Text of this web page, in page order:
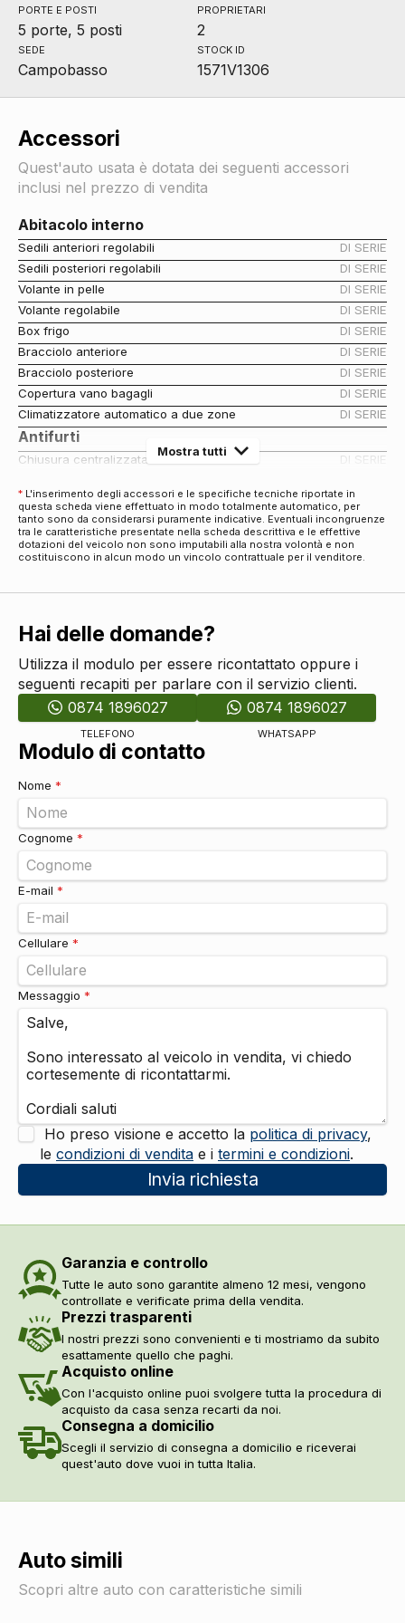
PORTE E POSTI
5 porte, 5 posti
PROPRIETARI
2
SEDE
Campobasso
STOCK ID
1571V1306
Accessori
Quest'auto usata è dotata dei seguenti accessori
inclusi nel prezzo di vendita
Abitacolo interno
Sedili anteriori regolabili
DI SERIE
Sedili posteriori regolabili
DI SERIE
Volante in pelle
DI SERIE
Volante regolabile
DI SERIE
Box frigo
DI SERIE
Bracciolo anteriore
DI SERIE
Bracciolo posteriore
DI SERIE
Copertura vano bagagli
DI SERIE
Climatizzatore automatico a due zone
DI SERIE
Antifurti
Chiusura centralizzata DI SERIE
Impianto audio
DI SERIE
Impianto audio con touchscreen
DI SERIE
Impianto di navigazione
DI SERIE
Cerchi
Connettività
Presa 12v aggiuntiva DI SERIE
Eco
Recupero energia in frenata DI SERIE
Esterni
Personalizzazione colori esterni
Specchietti retrovisori elettrici - riscaldabili
Specchietti retrovisori in tinta
Tergicristalli
DI SERIE
Fendinebbia
DI SERIE
Luci diurne
Interni
Interni in tessuto
Pacchetti
Pacchetto DI SERIE
Poggiatesta regolabili
Sicurezza
Abs
Airbag guida
Airbag passeggero
DI SERIE
Airbag laterali
DI SERIE
Airbag a tendina
DI SERIE
Regolatore di velocità - cruise control
DI SERIE
Assistente alla frenata
Assistente per partenze in salita
DI SERIE
Fissaggi isofix
Cinture di sicurezza
Luci di emergenza
Sistemi di assistenza
Sensori parcheggio posteriori DI SERIE
Alzacristalli elettrici anteriori e posteriori DI SERIE
Mostra tutti
* L'inserimento degli accessori e le specifiche tecniche riportate in
questa scheda viene effettuato in modo totalmente automatico, per
tanto sono da considerarsi puramente indicative. Eventuali incongruenze
tra le caratteristiche presentate nella scheda descrittiva e le effettive
dotazioni del veicolo non sono imputabili alla nostra volontà e non
costituiscono in alcun modo un vincolo contrattuale per il venditore.
Hai delle domande?
Utilizza il modulo per essere ricontattato oppure i
seguenti recapiti per parlare con il servizio clienti.
0874 1896027
TELEFONO
0874 1896027
WHATSAPP
Modulo di contatto
Nome *
Cognome *
E-mail *
Cellulare *
Messaggio *
Ho preso visione e accetto la politica di privacy,
le condizioni di vendita e i termini e condizioni.
Invia richiesta
Garanzia e controllo
Tutte le auto sono garantite almeno 12 mesi, vengono
controllate e verificate prima della vendita.
Prezzi trasparenti
I nostri prezzi sono convenienti e ti mostriamo da subito
esattamente quello che paghi.
Acquisto online
Con l'acquisto online puoi svolgere tutta la procedura di
acquisto da casa senza recarti da noi.
Consegna a domicilio
Scegli il servizio di consegna a domicilio e riceverai
quest'auto dove vuoi in tutta Italia.
Auto simili
Scopri altre auto con caratteristiche simili